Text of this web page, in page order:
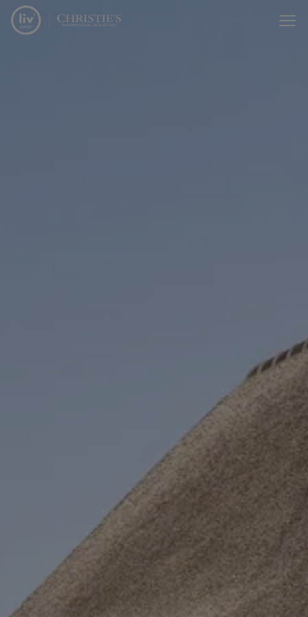
Passer le menu et aller au contenu